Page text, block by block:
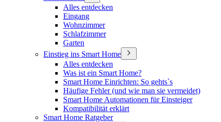
Alles entdecken
Eingang
Wohnzimmer
Schlafzimmer
Garten
Einstieg ins Smart Home
Alles entdecken
Was ist ein Smart Home?
Smart Home Einrichten: So gehts`s
Häufige Fehler (und wie man sie vermeidet)
Smart Home Automationen für Einsteiger
Kompatibilität erklärt
Smart Home Ratgeber